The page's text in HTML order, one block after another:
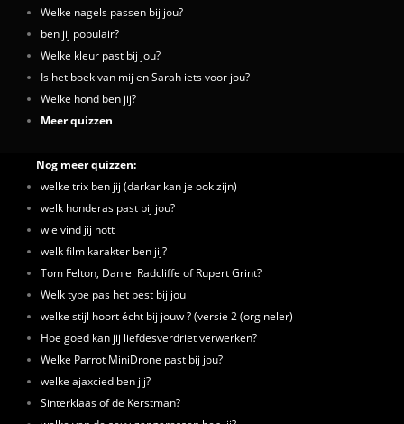
Welke nagels passen bij jou?
ben jij populair?
Welke kleur past bij jou?
Is het boek van mij en Sarah iets voor jou?
Welke hond ben jij?
Meer quizzen
Nog meer quizzen:
welke trix ben jij (darkar kan je ook zijn)
welk honderas past bij jou?
wie vind jij hott
welk film karakter ben jij?
Tom Felton, Daniel Radcliffe of Rupert Grint?
Welk type pas het best bij jou
welke stijl hoort écht bij jouw ? (versie 2 (orgineler)
Hoe goed kan jij liefdesverdriet verwerken?
Welke Parrot MiniDrone past bij jou?
welke ajaxcied ben jij?
Sinterklaas of de Kerstman?